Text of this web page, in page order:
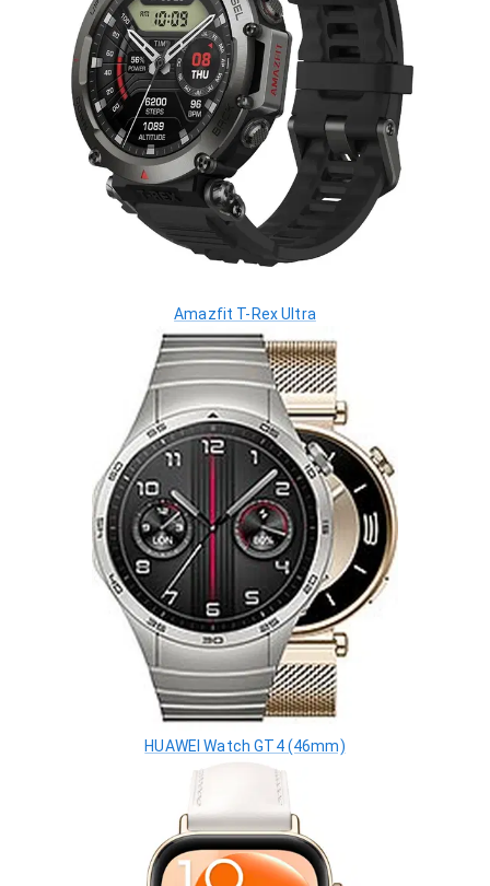
Amazfit T-Rex Ultra
HUAWEI Watch GT4 (46mm)